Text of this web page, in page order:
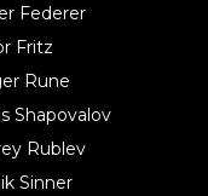
Federer
Fritz
Rune
Shapovalov
Rublev
Sinner